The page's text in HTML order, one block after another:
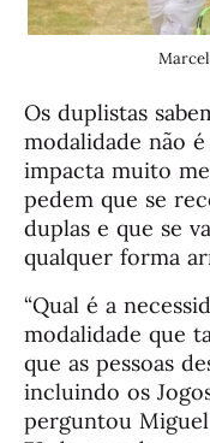
Os duplistas
modalidade não
impacta muito
pedem que se
duplas e que se
qualquer forma
“Qual é a
modalidade que
que as pessoas
incluindo os
perguntou